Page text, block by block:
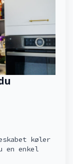
køler
en enkel